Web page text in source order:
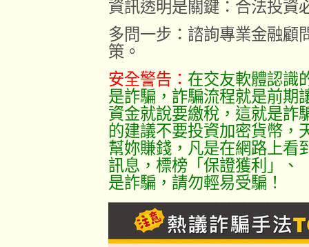
資訊透明是關鍵：合法投資
多問一步：諮詢專業金融顧
策。
安全警告： 在交友軟體認識
是詐騙，詐騙流程就是前期
資金就說要繳稅，這就是詐
的建議不要投資加密貨幣，
幫妳賺錢，凡是在網路上看
訊息，標榜「保證獲利」、
是詐騙，請勿輕易受騙！